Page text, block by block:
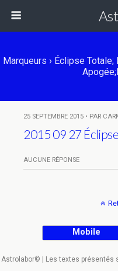
Marqueurs › Éclipse
25 SEPTEMBRE 2015 • PAR
2015 09 27
AUCUNE RÉPONSE
Mobile
Astrolabor© | Les textes présentés